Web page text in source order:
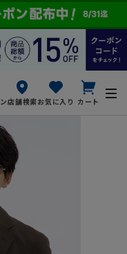
店舗検索お気に入り カート